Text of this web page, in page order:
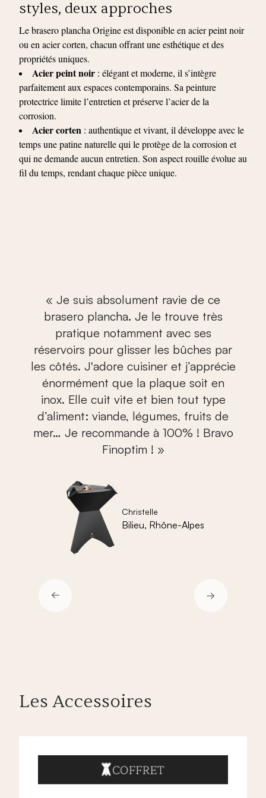
styles, deux approches
Le brasero plancha Origine est disponible en acier peint noir
ou en acier corten, chacun offrant une esthétique et des
propriétés uniques.
Acier peint noir : élégant et moderne, il s’intègre
parfaitement aux espaces contemporains. Sa peinture
protectrice limite l’entretien et préserve l’acier de la
corrosion.
Acier corten : authentique et vivant, il développe avec le
temps une patine naturelle qui le protège de la corrosion et
qui ne demande aucun entretien. Son aspect rouille évolue au
fil du temps, rendant chaque pièce unique.
Je suis absolument ravie de ce
brasero plancha. Je le trouve très
pratique notamment avec ses
réservoirs pour glisser les bûches par
les côtés. J'adore cuisiner et j’apprécie
énormément que la plaque soit en
inox. Elle cuit vite et bien tout type
d’aliment: viande, légumes, fruits de
mer… Je recommande à 100% ! Bravo
Finoptim !
Christelle
Bilieu, Rhône-Alpes
Les Accessoires